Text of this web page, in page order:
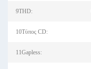
9THD:
10Τύπος CD:
11Gapless: